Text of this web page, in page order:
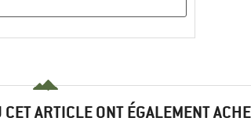
ARTICLE ONT ÉGALEMENT